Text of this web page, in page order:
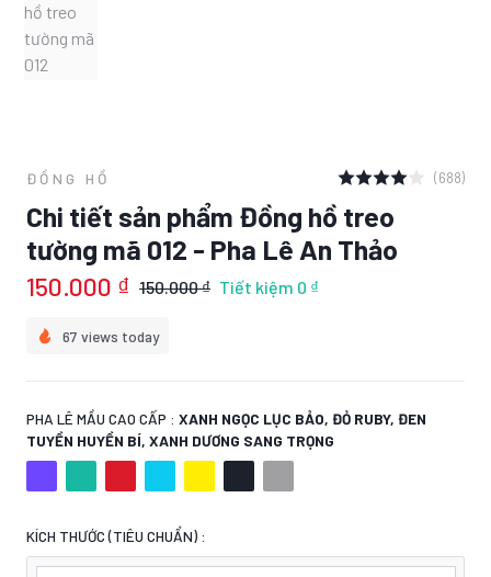
ĐỒNG HỒ (688)
Chi tiết sản phẩm Đồng hồ treo
tường mã 012 - Pha Lê An Thảo
150.000 ₫ 150.000 ₫ Tiết kiệm 0 ₫
67 views today
PHA LÊ MẦU CAO CẤP : XANH NGỌC LỤC BẢO, ĐỎ RUBY, ĐEN
TUYỀN HUYỀN BÍ, XANH DƯƠNG SANG TRỌNG
KÍCH THƯỚC (TIÊU CHUẨN) :